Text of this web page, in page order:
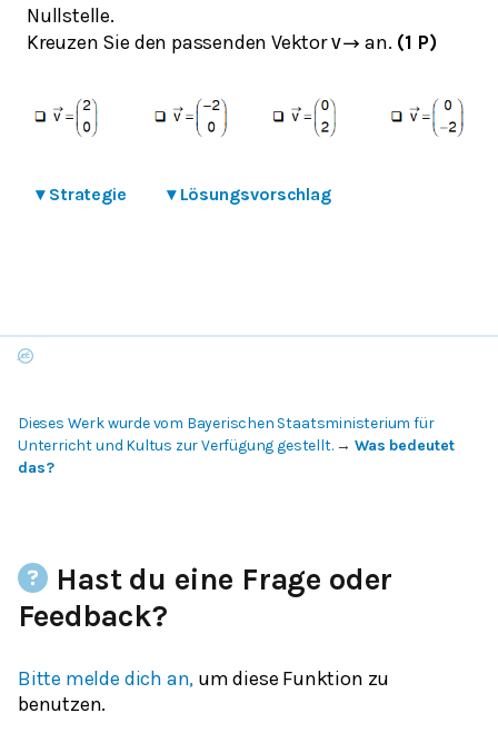
Nullstelle.
Kreuzen Sie den passenden Vektorv→ an. (1 P)
▾ Strategie ▾ Lösungsvorschlag
Dieses Werk wurde vom Bayerischen Staatsministerium für
Unterricht und Kultus zur Verfügung gestellt.→ Was bedeutet
das?
Hast du eine Frage oder
Feedback?
Bitte melde dich an, um diese Funktion zu
benutzen.